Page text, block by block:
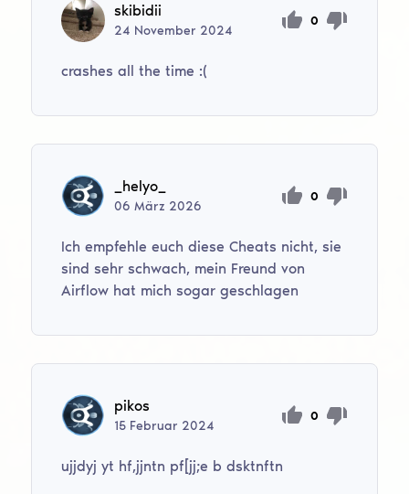
skibidii
24 November 2024
0
crashes all the time :(
_helyo_
06März 2026
0
Ich empfehle euch diese Cheats nicht, sie
sind sehr schwach, mein Freund von
Airflow hat mich sogar geschlagen
pikos
15 Februar 2024
0
ujjdyj yt hf,jjntn pf[jj;e b dsktnftn